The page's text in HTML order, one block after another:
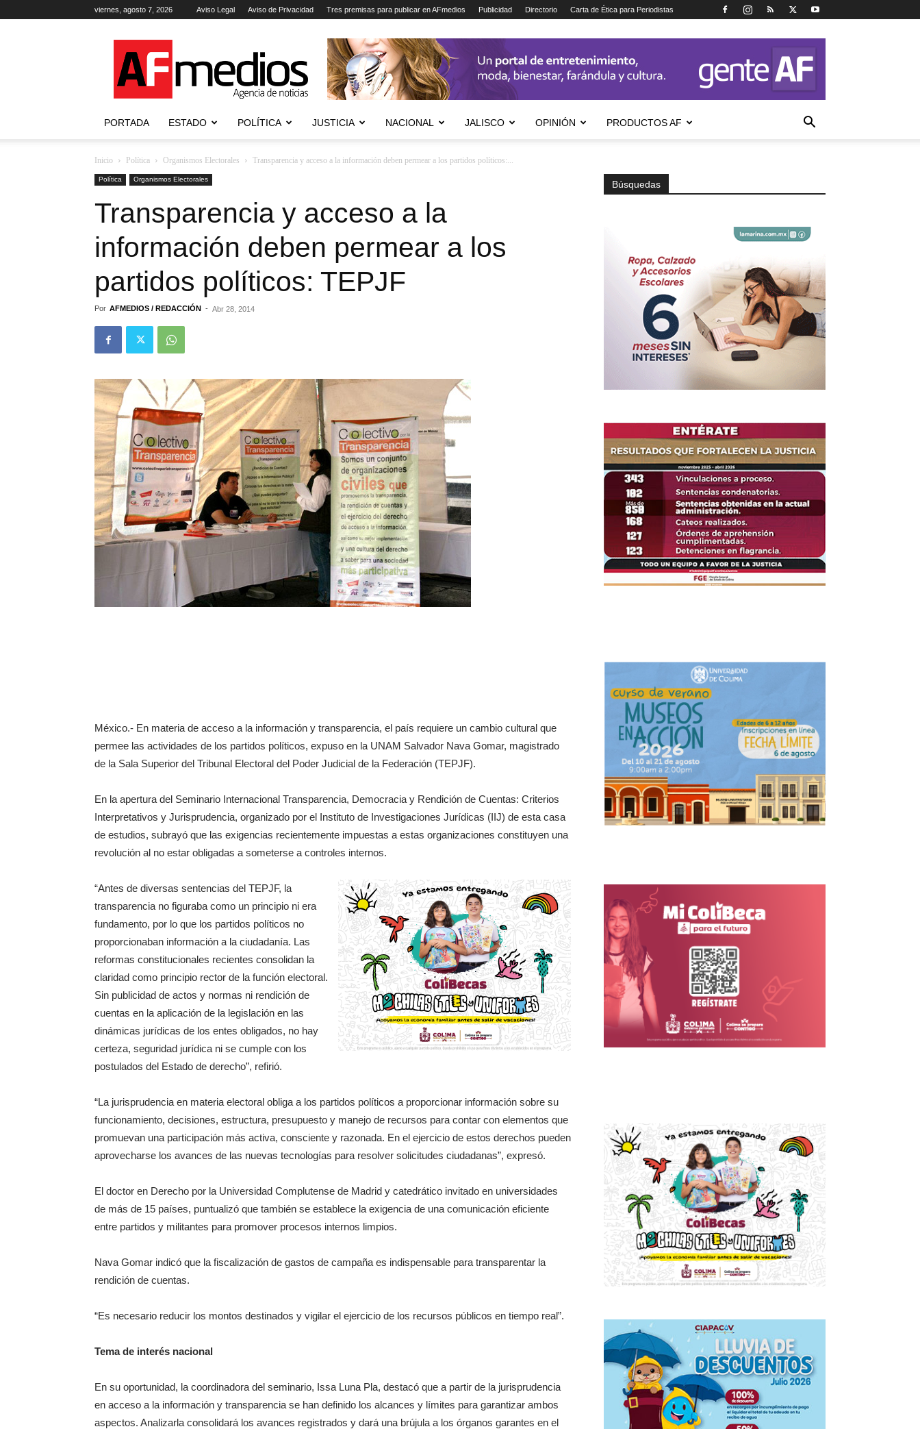
viernes, agosto 7, 2026 Aviso Legal Aviso de Privacidad Tres premisas para publicar en AFmedios Publicidad Directorio Carta de Ética para Periodistas
Agencia
de
Noticias
PORTADA ESTADO POLÍTICA JUSTICIA NACIONAL JALISCO OPINIÓN PRODUCTOS AF
Inicio Política Organismos Electorales Transparencia y acceso a la información deben permear a los partidos políticos:...
Política Organismos Electorales
Transparencia y acceso a la
información deben permear a los
partidos políticos: TEPJF
Por AFMEDIOS / REDACCIÓN - Abr 28, 2014
México.- En materia de acceso a la información y transparencia, el país requiere un cambio cultural que
permee las actividades de los partidos políticos, expuso en la UNAM Salvador Nava Gomar, magistrado
de la Sala Superior del Tribunal Electoral del Poder Judicial de la Federación (TEPJF).
En la apertura del Seminario Internacional Transparencia, Democracia y Rendición de Cuentas: Criterios
Interpretativos y Jurisprudencia, organizado por el Instituto de Investigaciones Jurídicas (IIJ) de esta casa
de estudios, subrayó que las exigencias recientemente impuestas a estas organizaciones constituyen una
revolución al no estar obligadas a someterse a controles internos.
“Antes de diversas sentencias del TEPJF, la
transparencia no figuraba como un principio ni era
fundamento, por lo que los partidos políticos no
proporcionaban información a la ciudadanía. Las
reformas constitucionales recientes consolidan la
claridad como principio rector de la función electoral.
Sin publicidad de actos y normas ni rendición de
cuentas en la aplicación de la legislación en las
dinámicas jurídicas de los entes obligados, no hay
certeza, seguridad jurídica ni se cumple con los
postulados del Estado de derecho”, refirió.
“La jurisprudencia en materia electoral obliga a los partidos políticos a proporcionar información sobre su
funcionamiento, decisiones, estructura, presupuesto y manejo de recursos para contar con elementos que
promuevan una participación más activa, consciente y razonada. En el ejercicio de estos derechos pueden
aprovecharse los avances de las nuevas tecnologías para resolver solicitudes ciudadanas”, expresó.
El doctor en Derecho por la Universidad Complutense de Madrid y catedrático invitado en universidades
de más de 15 países, puntualizó que también se establece la exigencia de una comunicación eficiente
entre partidos y militantes para promover procesos internos limpios.
Nava Gomar indicó que la fiscalización de gastos de campaña es indispensable para transparentar la
rendición de cuentas.
“Es necesario reducir los montos destinados y vigilar el ejercicio de los recursos públicos en tiempo real”.
Tema de interés nacional
En su oportunidad, la coordinadora del seminario, Issa Luna Pla, destacó que a partir de la jurisprudencia
en acceso a la información y transparencia se han definido los alcances y límites para garantizar ambos
aspectos. Analizarla consolidará los avances registrados y dará una brújula a los órganos garantes en el
Búsquedas